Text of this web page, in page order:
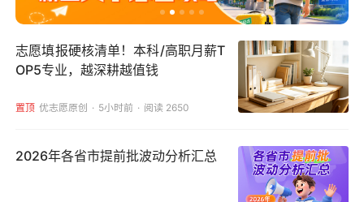
志愿填报硬核清单！本科/高职月薪T
OP5专业，越深耕越值钱
置顶 优志愿原创 5小时前 阅读 2650
2026年各省市提前批波动分析汇总